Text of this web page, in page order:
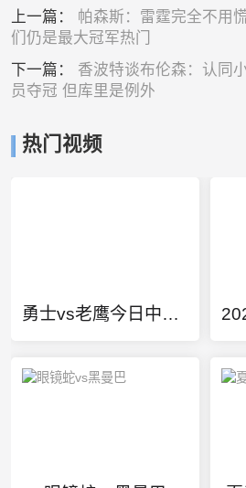
上一篇： 帕森斯：雷霆完全不用
们仍是最大冠军热门
下一篇： 香波特谈布伦森：认同
员夺冠 但库里是例外
热门视频
勇士vs老鹰今日中文回放